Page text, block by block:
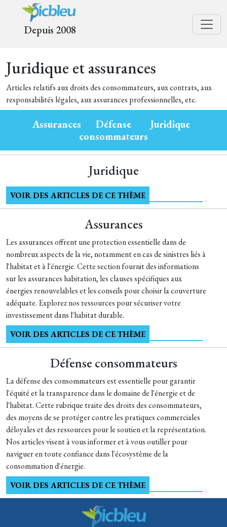
Depuis 2008
Juridique et assurances
Articles relatifs aux droits des consommateurs, aux contrats, aux
responsabilités légales, aux assurances professionnelles, etc.
Assurances
Défense
consommateurs
Juridique
Juridique
VOIR DES ARTICLES DE CE THÈME
Assurances
Les assurances offrent une protection essentielle dans de
nombreux aspects de la vie, notamment en cas de sinistres liés à
l'habitat et à l'énergie. Cette section fournit des informations
sur les assurances habitation, les clauses spécifiques aux
énergies renouvelables et les conseils pour choisir la couverture
adéquate. Explorez nos ressources pour sécuriser votre
investissement dans l'habitat durable.
VOIR DES ARTICLES DE CE THÈME
Défense consommateurs
La défense des consommateurs est essentielle pour garantir
l'équité et la transparence dans le domaine de l'énergie et de
l'habitat. Cette rubrique traite des droits des consommateurs,
des moyens de se protéger contre les pratiques commerciales
déloyales et des ressources pour le soutien et la représentation.
Nos articles visent à vous informer et à vous outiller pour
naviguer en toute confiance dans l'écosystème de la
consommation d'énergie.
VOIR DES ARTICLES DE CE THÈME